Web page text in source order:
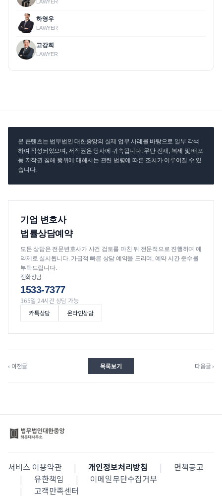
LAWYER
하영우
LAWYER
고강희
LAWYER
본 콘텐츠는 법무법인 대한중앙의 실제 업무 사례를 바탕으로 일부 각색
하여 작성되었으며, 저작권은 당사에 귀속됩니다. 무단 전재, 복제 및 배포
등 저작권 침해 행위에 대해서는 관련 법령에 따른 조치가 이루어질 수 있
습니다.
기업 변호사
법률상담예약
모든 상담은 전문변호사가 사건 검토를 마친 뒤 전문적으로 진행하며 예
약제로 실시됩니다. 가급적 빠른 상담 예약을 드리며, 예약 시간 준수를
부탁드립니다.
전화상담
1533-7377
365일 24시간 상담 가능
카톡상담
온라인상담
‹ 이전글 목록보기 다음글 ›
서비스 이용약관 | 개인정보처리방침 |
면책공고
|
유한책임 |
이메일무단수집거부
|
고객만족센터